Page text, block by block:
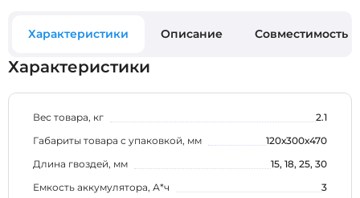
Характеристики Описание Совместимость
Характеристики
Вес товара, кг
2.1
Габариты товара с упаковкой, мм
120х300х470
Длина гвоздей, мм
15, 18, 25, 30
Емкость аккумулятора, А*ч
3